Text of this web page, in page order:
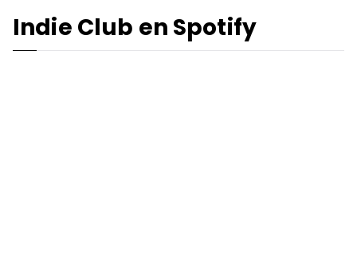
Indie Club en Spotify